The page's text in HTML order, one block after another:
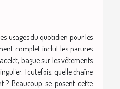
usages du quotidien pour les
complet inclut les parures
bague sur les vêtements
Toutefois, quelle chaîne
? Beaucoup se posent cette